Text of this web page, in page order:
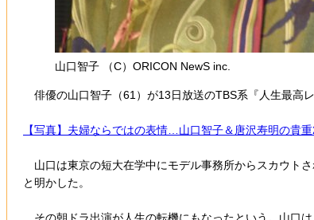
山口智子 （C）ORICON NewS inc.
俳優の山口智子（61）が13日放送のTBS系『人生最高
【写真】夫婦ならではの表情…山口智子＆唐沢寿明の貴重
山口は東京の短大在学中にモデル事務所からスカウト
と明かした。